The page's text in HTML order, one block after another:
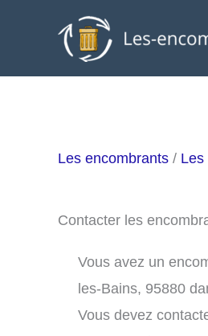
Les encombrants / Les
Contacter les
Vous avez un
les-Bains, 95880
Vous devez